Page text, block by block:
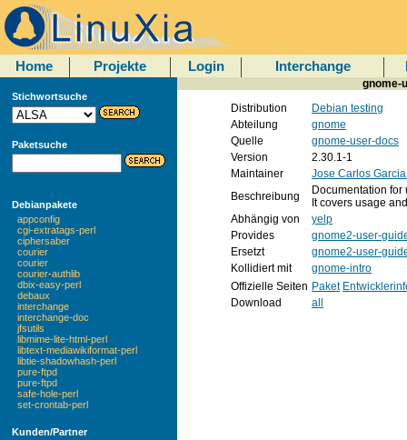
Home Projekte Login Interchange
Stichwortsuche
Paketsuche
Debianpakete
appconfig
cgi-extratags-perl
ciphersaber
courier
courier
courier-authlib
dbix-easy-perl
debaux
interchange
interchange-doc
jfsutils
libmime-lite-html-perl
libtext-mediawikiformat-perl
libtie-shadowhash-perl
pure-ftpd
pure-ftpd
safe-hole-perl
set-crontab-perl
Kunden/Partner
gnome-
Distribution
Debian testing
Abteilung
gnome
Quelle
gnome-user-docs
Version
2.30.1-1
Maintainer
Jose Carlos
Beschreibung
Documentation
It covers usage
Abhängig von
yelp
Provides
gnome2-user-
Ersetzt
gnome2-user-
Kollidiert mit
gnome-intro
Offizielle Seiten Paket
Download
all